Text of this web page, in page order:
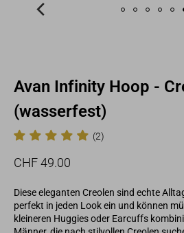
Avan Infinity Hoop -
(wasserfest)
(2)
Normaler
Sonderpreis
CHF 49.00
Diese eleganten Creolen sind echte
perfekt in jeden Look ein und können
kleineren Huggies oder Earcuffs